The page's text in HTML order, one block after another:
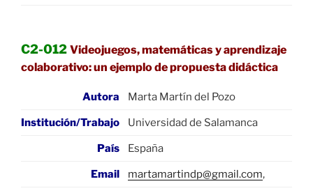
C2-012 Videojuegos, matemáticas y aprendizaje
colaborativo: un ejemplo de propuesta didáctica
Autora Marta Martín del Pozo
Institución/Trabajo Universidad de Salamanca
País España
Email martamartindp@gmail.com,